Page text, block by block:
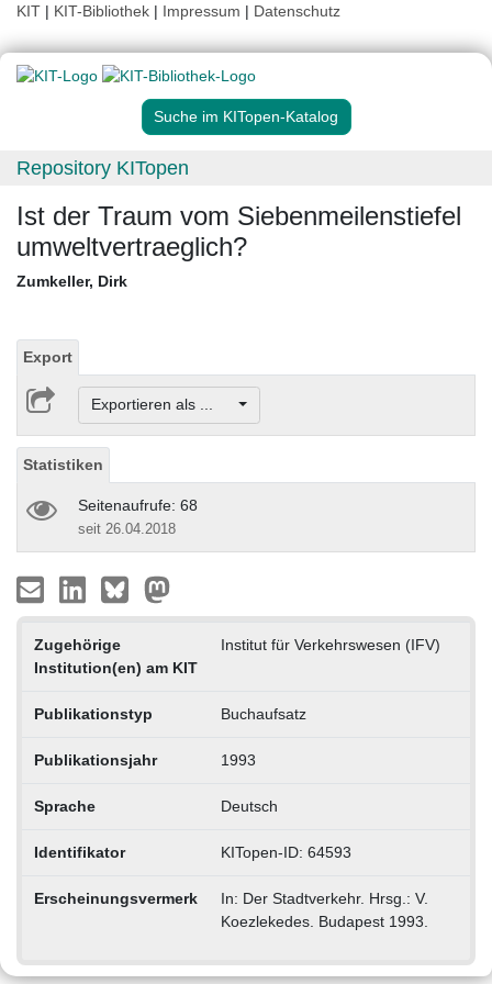
KIT | KIT-Bibliothek | Impressum | Datenschutz
Suche im KITopen-Katalog
Repository KITopen
Ist der Traum vom Siebenmeilenstiefel
umweltvertraeglich?
Zumkeller, Dirk
Export
Exportieren als ...
Statistiken
Seitenaufrufe: 68
seit 26.04.2018
Zugehörige
Institution(en) am KIT
Institut für Verkehrswesen (IFV)
Publikationstyp Buchaufsatz
Publikationsjahr 1993
Sprache Deutsch
Identifikator KITopen-ID: 64593
Erscheinungsvermerk
In: Der Stadtverkehr. Hrsg.: V.
Koezlekedes. Budapest 1993.